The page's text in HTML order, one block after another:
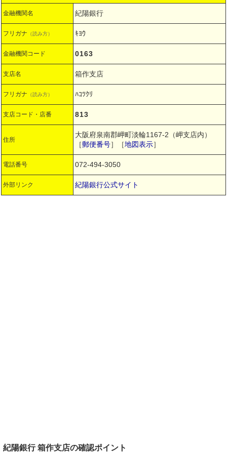
金融機関名 紀陽銀行
フリガナ （読み方） ｷﾖｳ
金融機関コード 0163
支店名 箱作支店
フリガナ （読み方） ﾊｺﾂｸﾘ
支店コード・店番 813
住所
大阪府泉南郡岬町淡輪1167-2（岬支店内）
［郵便番号］［地図表示］
電話番号 072-494-3050
外部リンク 紀陽銀行公式サイト
紀陽銀行 箱作支店の確認ポイント